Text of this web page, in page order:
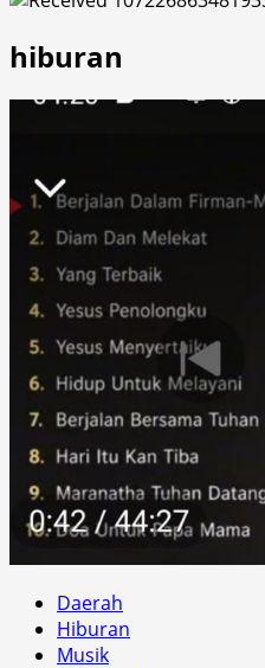
hiburan
Daerah
Hiburan
Musik